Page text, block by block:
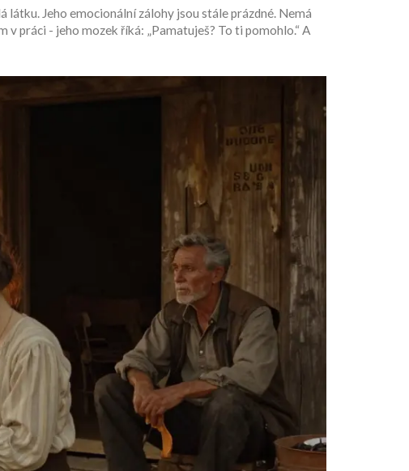
látku. Jeho emocionální zálohy jsou stále prázdné. Nemá
práci - jeho mozek říká: „Pamatuješ? To ti pomohlo.“ A